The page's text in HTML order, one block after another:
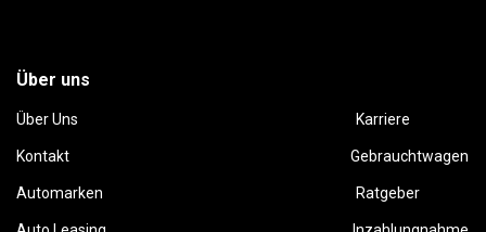
Über uns
Über Uns Karriere
Kontakt Gebrauchtwagen
Automarken Ratgeber